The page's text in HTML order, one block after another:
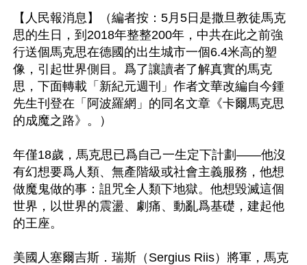
【人民報消息】（編者按：5月5日是撒旦教徒馬克
思的生日，到2018年整整200年，中共在此之前強
行送個馬克思在德國的出生城市一個6.4米高的塑
像，引起世界側目。爲了讓讀者了解真實的馬克
思，下面轉載「新紀元週刊」作者文華改編自今鍾
先生刊登在「阿波羅網」的同名文章《卡爾馬克思
的成魔之路》。）
年僅18歲，馬克思已爲自己一生定下計劃——他沒
有幻想要爲人類、無產階級或社會主義服務，他想
做魔鬼做的事：詛咒全人類下地獄。他想毀滅這個
世界，以世界的震盪、劇痛、動亂爲基礎，建起他
的王座。
美國人塞爾吉斯．瑞斯（Sergius Riis）將軍，馬克